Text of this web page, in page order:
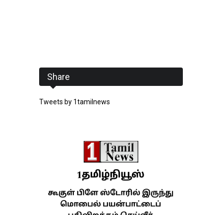
Share
Tweets by 1tamilnews